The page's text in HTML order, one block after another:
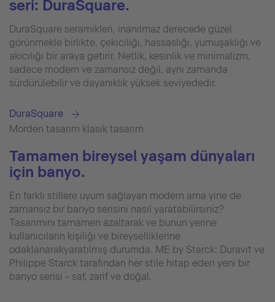
seri: DuraSquare.
DuraSquare seramikleri, inanılmaz derecede güzel
görünmekle birlikte, çekiciliği, hassaslığı, yumuşaklığı ve
akıcılığı bir araya getirir. Netlik, kesinlik ve minimalizm,
sadece modern ve zamansız değil, aynı zamanda
sürdürülebilir ve dayanıklık yüksek seviyededir.
DuraSquare
Morden tasarım klasik tasarım
Tamamen bireysel yaşam dünyaları
için banyo.
En farklı stillere uyum sağlayan modern ama yine de
zamansız bir banyo serisini nasıl yaratabilirsiniz?
Tasarımını tamamen azaltarak ve bunun yerine
kullanıcıların kişiliği ve bireyselliklerine
odaklanarakyaratılmış durumda. ME by Starck: Duravit ve
Philippe Starck tarafından her stile hitap eden yeni bir
banyo serisi - saf, zarif ve doğal.